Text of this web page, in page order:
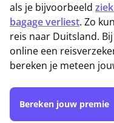
als je bijvoorbeeld
bagage verliest. Zo
reis naar Duitsland.
online een
bereken je meteen
Bereken jouw premie